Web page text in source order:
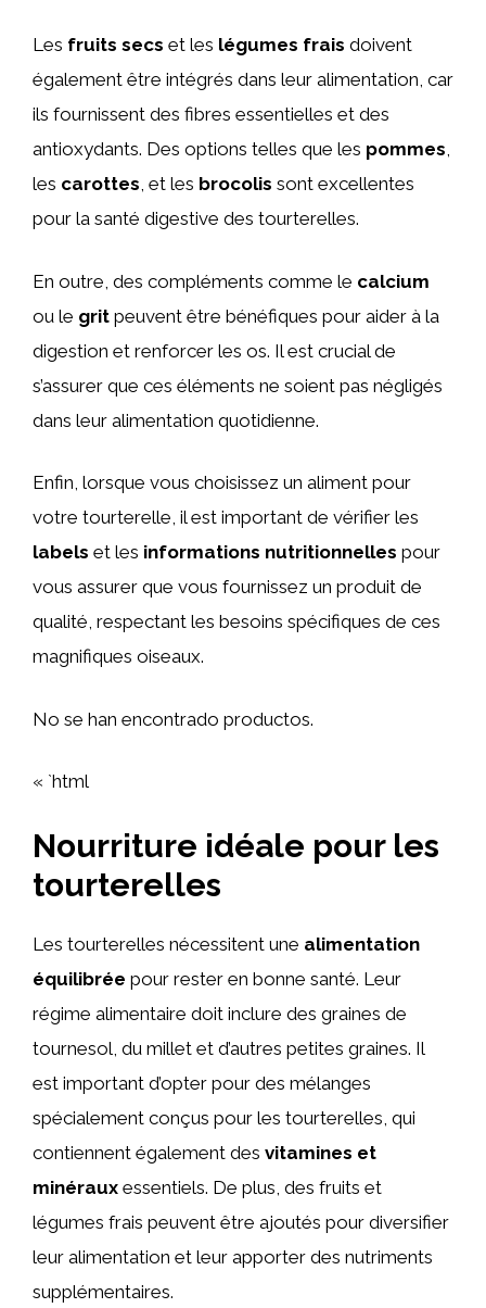
Les fruits secs et les légumes frais doivent
également être intégrés dans leur alimentation, car
ils fournissent des fibres essentielles et des
antioxydants. Des options telles que les pommes,
les carottes, et les brocolis sont excellentes
pour la santé digestive des tourterelles.
En outre, des compléments comme le calcium
ou le grit peuvent être bénéfiques pour aider à la
digestion et renforcer les os. Il est crucial de
s’assurer que ces éléments ne soient pas négligés
dans leur alimentation quotidienne.
Enfin, lorsque vous choisissez un aliment pour
votre tourterelle, il est important de vérifier les
labels et les informations nutritionnelles pour
vous assurer que vous fournissez un produit de
qualité, respectant les besoins spécifiques de ces
magnifiques oiseaux.
No se han encontrado productos.
« `html
Nourriture idéale pour les
tourterelles
Les tourterelles nécessitent une alimentation
équilibrée pour rester en bonne santé. Leur
régime alimentaire doit inclure des graines de
tournesol, du millet et d’autres petites graines. Il
est important d’opter pour des mélanges
spécialement conçus pour les tourterelles, qui
contiennent également des vitamines et
minéraux essentiels. De plus, des fruits et
légumes frais peuvent être ajoutés pour diversifier
leur alimentation et leur apporter des nutriments
supplémentaires.